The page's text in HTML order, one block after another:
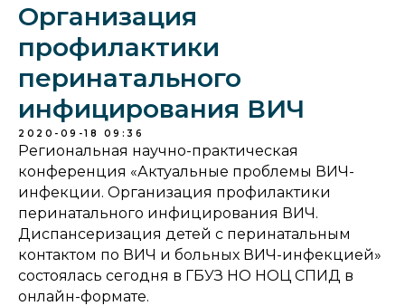
Организация
профилактики
перинатального
инфицирования ВИЧ
2020-09-18 09:36
Региональная научно-практическая
конференция «Актуальные проблемы ВИЧ-
инфекции. Организация профилактики
перинатального инфицирования ВИЧ.
Диспансеризация детей с перинатальным
контактом по ВИЧ и больных ВИЧ-инфекцией»
состоялась сегодня в ГБУЗ НО НОЦ СПИД в
онлайн-формате.